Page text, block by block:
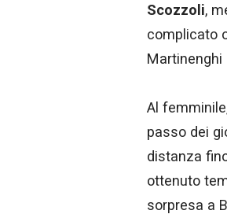
Scozzoli,
complicato
Martinenghi
Al
passo dei
distanza
ottenuto
sorpresa a